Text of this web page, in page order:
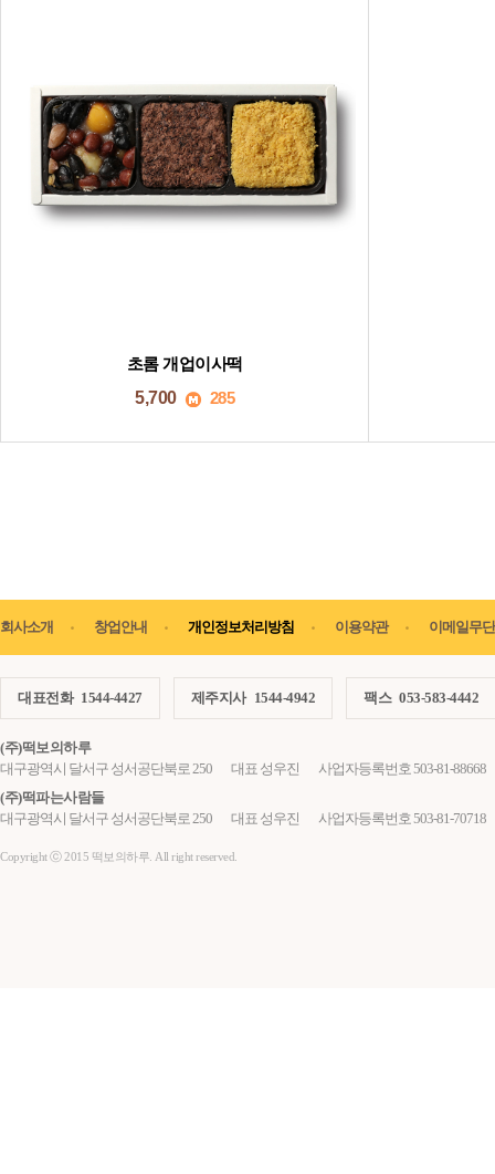
초롬 개업이사떡
5,700 285
회사소개 창업안내 개인정보처리방침 이용약관 이메일무
대표전화 1544-4427 제주지사 1544-4942 팩스 053-583-4442
(주)떡보의하루
대구광역시 달서구 성서공단북로 250
대표 성우진
사업자등록번호 503-81-88668
(주)떡파는사람들
대구광역시 달서구 성서공단북로 250
대표 성우진 사업자등록번호 503-81-70718
Copyright ⓒ 2015 떡보의하루. All right reserved.